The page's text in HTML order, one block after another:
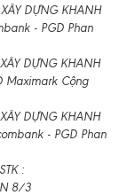
DỰNG KHANH
- PGD Phan
DỰNG KHANH
Maximark Cộng
DỰNG KHANH
- PGD Phan
:
8/3